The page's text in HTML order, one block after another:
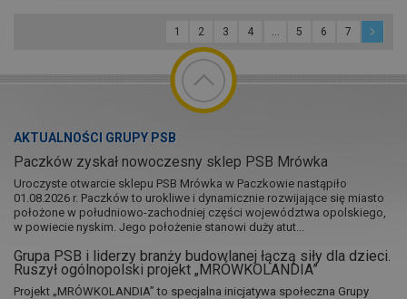
1 op suszonych owoców na kompot 30 g hibiskusa 2
sztuki gwiazdek anyżowych 2 laski cynamonu 500 g
mrożonych wiśni 2-3...
1 2 3 4 ... 5 6 7
AKTUALNOŚCI GRUPY PSB
Paczków zyskał nowoczesny sklep PSB Mrówka
Uroczyste otwarcie sklepu PSB Mrówka w Paczkowie nastąpiło
01.08.2026 r. Paczków to urokliwe i dynamicznie rozwijające się miasto
położone w południowo-zachodniej części województwa opolskiego,
w powiecie nyskim. Jego położenie stanowi duży atut...
Grupa PSB i liderzy branży budowlanej łączą siły dla dzieci.
Ruszył ogólnopolski projekt „MRÓWKOLANDIA”
Projekt „MRÓWKOLANDIA” to specjalna inicjatywa społeczna Grupy